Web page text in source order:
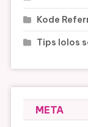
Kode
Tips lolos
META